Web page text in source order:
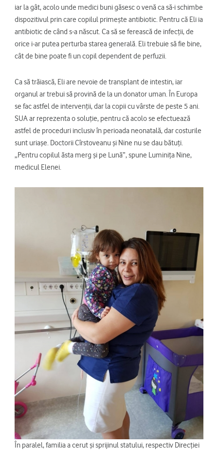
iar la gât, acolo unde medici buni găsesc o venă ca să-i schimbe
dispozitivul prin care copilul primește antibiotic. Pentru că Eli ia
antibiotic de când s-a născut. Ca să se ferească de infecții, de
orice i-ar putea perturba starea generală. Eli trebuie să fie bine,
cât de bine poate fi un copil dependent de perfuzii.
Ca să trăiască, Eli are nevoie de transplant de intestin, iar
organul ar trebui să provină de la un donator uman. În Europa
se fac astfel de intervenții, dar la copii cu vârste de peste 5 ani.
SUA ar reprezenta o soluție, pentru că acolo se efectuează
astfel de proceduri inclusiv în perioada neonatală, dar costurile
sunt uriașe. Doctorii Cîrstoveanu și Nine nu se dau bătuți.
„Pentru copilul ăsta merg și pe Lună”, spune Luminița Nine,
medicul Elenei.
În paralel, familia a cerut și sprijinul statului, respectiv Direcției